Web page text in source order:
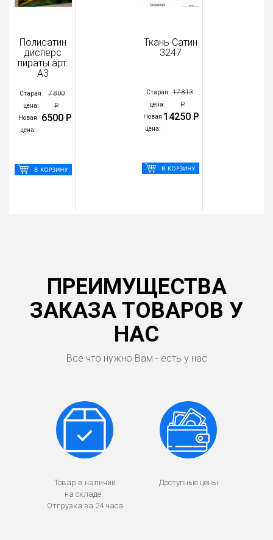
Полисатин
дисперс
пираты арт.
А3
Старая
цена:
7 800
Р
Новая
цена:
6500 Р
Ткань Сатин
3247
Старая
цена:
17 813
Р
Новая
цена:
14250 Р
ПРЕИМУЩЕСТВА
ЗАКАЗА ТОВАРОВ У
НАС
Все что нужно Вам - есть у нас
Товар в наличии
на складе.
Отгрузка за 24 часа
Доступные цены